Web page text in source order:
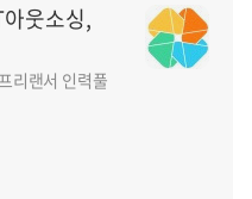
웃소싱,
리랜서 인력풀